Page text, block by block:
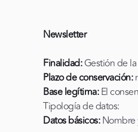
Newsletter
Finalidad:Gestión de
Plazo de conservación:
Base legítima:El
Tipología de datos:
Datos básicos:Nombre